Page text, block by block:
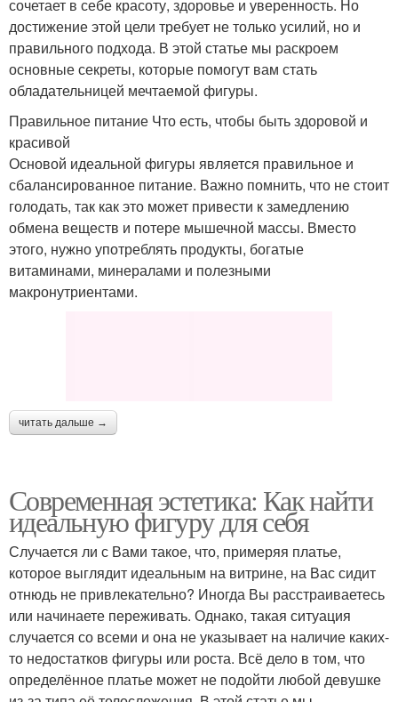
сочетает в себе красоту, здоровье и уверенность. Но
достижение этой цели требует не только усилий, но и
правильного подхода. В этой статье мы раскроем
основные секреты, которые помогут вам стать
обладательницей мечтаемой фигуры.
Правильное питание Что есть, чтобы быть здоровой и
красивой
Основой идеальной фигуры является правильное и
сбалансированное питание. Важно помнить, что не стоит
голодать, так как это может привести к замедлению
обмена веществ и потере мышечной массы. Вместо
этого, нужно употреблять продукты, богатые
витаминами, минералами и полезными
макронутриентами.
читать дальше →
Современная эстетика: Как найти
идеальную фигуру для себя
Случается ли с Вами такое, что, примеряя платье,
которое выглядит идеальным на витрине, на Вас сидит
отнюдь не привлекательно? Иногда Вы расстраиваетесь
или начинаете переживать. Однако, такая ситуация
случается со всеми и она не указывает на наличие каких-
то недостатков фигуры или роста. Всё дело в том, что
определённое платье может не подойти любой девушке